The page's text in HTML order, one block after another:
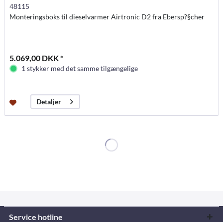
48115
Monteringsboks til dieselvarmer Airtronic D2 fra Ebersp?§cher
5.069,00 DKK *
1 stykker med det samme tilgængelige
Detaljer
Service hotline